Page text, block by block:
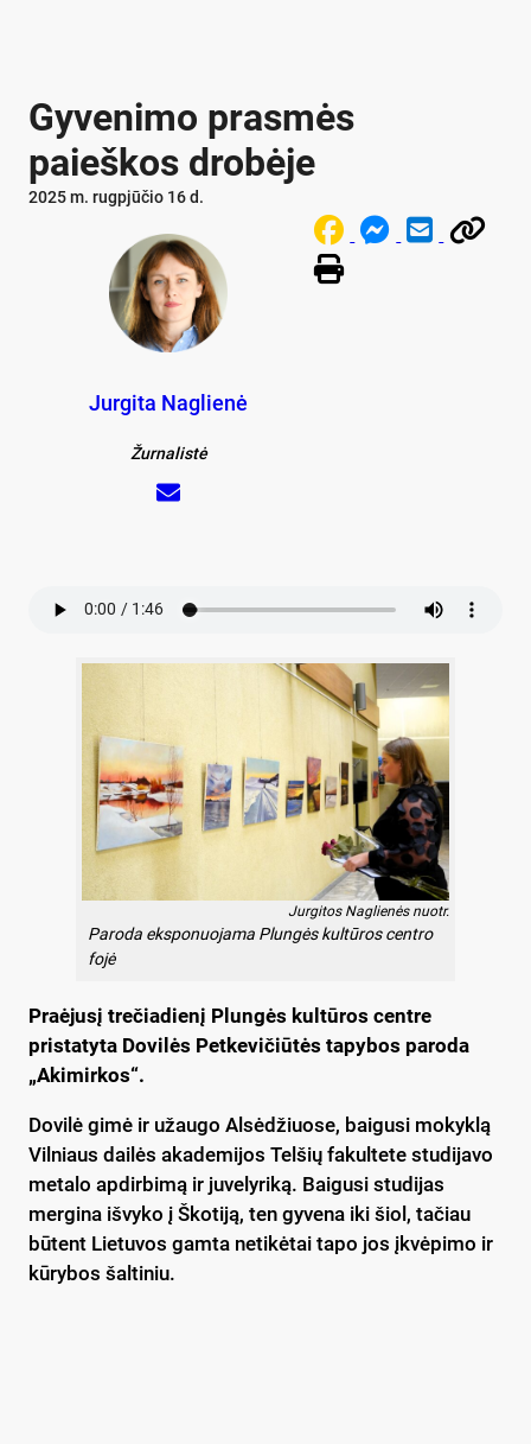
Gyvenimo prasmės
paieškos drobėje
2025 m. rugpjūčio 16 d.
Jurgita Naglienė
Žurnalistė
Jurgitos Naglienės nuotr.
Paroda eksponuojama Plungės kultūros centro
fojė
Praėjusį trečiadienį Plungės kultūros centre
pristatyta Dovilės Petkevičiūtės tapybos paroda
„Akimirkos“.
Dovilė gimė ir užaugo Alsėdžiuose, baigusi mokyklą
Vilniaus dailės akademijos Telšių fakultete studijavo
metalo apdirbimą ir juvelyriką. Baigusi studijas
mergina išvyko į Škotiją, ten gyvena iki šiol, tačiau
būtent Lietuvos gamta netikėtai tapo jos įkvėpimo ir
kūrybos šaltiniu.